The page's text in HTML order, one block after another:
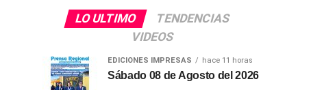
LO ULTIMO
TENDENCIAS
VIDEOS
EDICIONES IMPRESAS hace 11 horas
Sábado 08 de Agosto del 2026